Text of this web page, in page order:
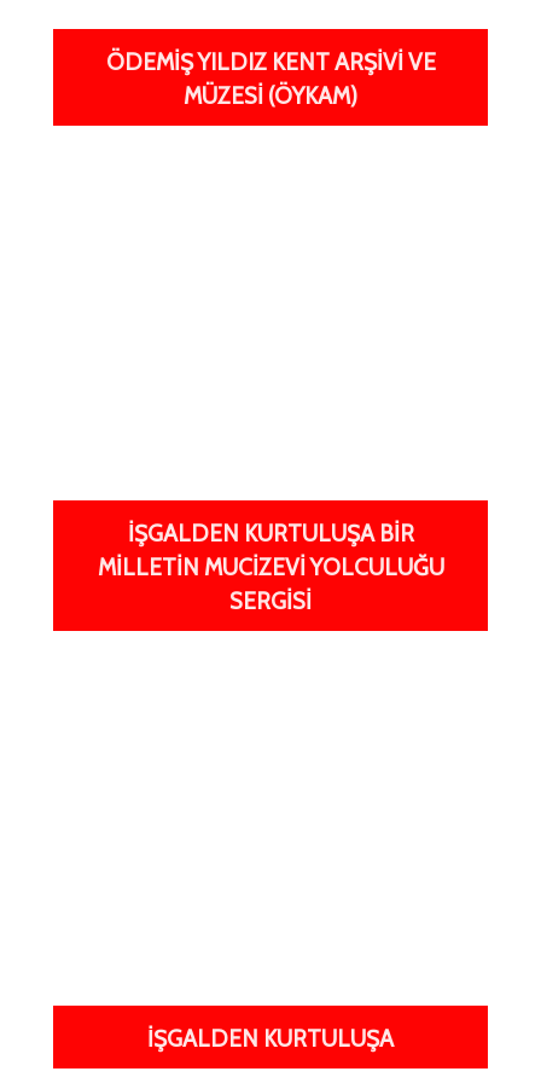
ÖDEMIŞ YILDIZ KENT ARŞIVI VE
MÜZESI (ÖYKAM)
İŞGALDEN KURTULUŞA BIR
MILLETIN MUCIZEVI YOLCULUĞU
SERGISI
İŞGALDEN KURTULUŞA